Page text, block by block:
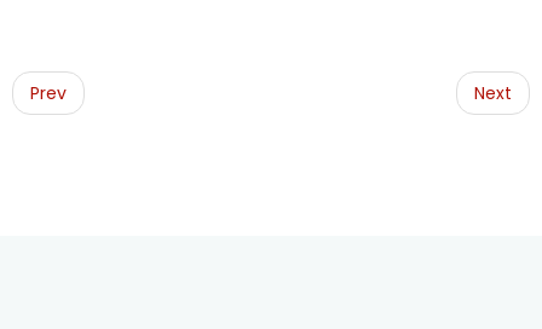
Post
navigation
Prev Next